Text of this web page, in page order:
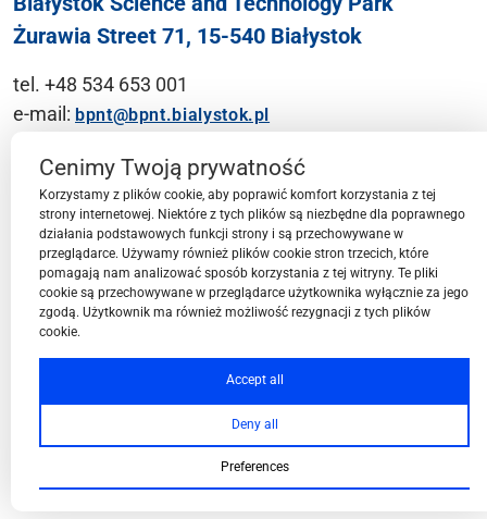
Żurawia Street 71, 15-540 Białystok
tel. +48 534 653 001
e-mail: bpnt@bpnt.bialystok.pl
Contact
BPN-T Area
BPN-T Offer
Cenimy Twoją prywatność
Korzystamy z plików cookie, aby poprawić komfort korzystania z tej
strony internetowej. Niektóre z tych plików są niezbędne dla poprawnego
działania podstawowych funkcji strony i są przechowywane w
przeglądarce. Używamy również plików cookie stron trzecich, które
pomagają nam analizować sposób korzystania z tej witryny. Te pliki
cookie są przechowywane w przeglądarce użytkownika wyłącznie za jego
zgodą. Użytkownik ma również możliwość rezygnacji z tych plików
cookie.
Accept all
Deny all
Preferences